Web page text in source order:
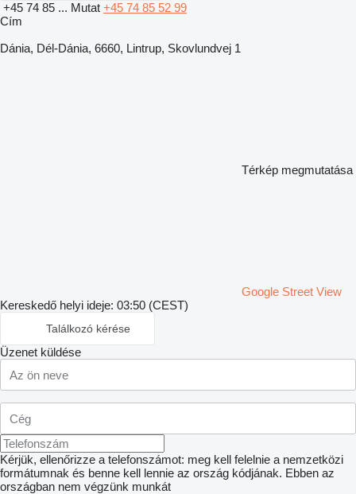
+45 74 85 ... Mutat +45 74 85 52 99
Сím
Dánia, Dél-Dánia, 6660, Lintrup, Skovlundvej 1
Térkép megmutatása
Google Street View
Kereskedő helyi ideje: 03:50 (CEST)
Találkozó kérése
Üzenet küldése
Kérjük, ellenőrizze a telefonszámot: meg kell felelnie a nemzetközi
formátumnak és benne kell lennie az ország kódjának. Ebben az
országban nem végzünk munkát